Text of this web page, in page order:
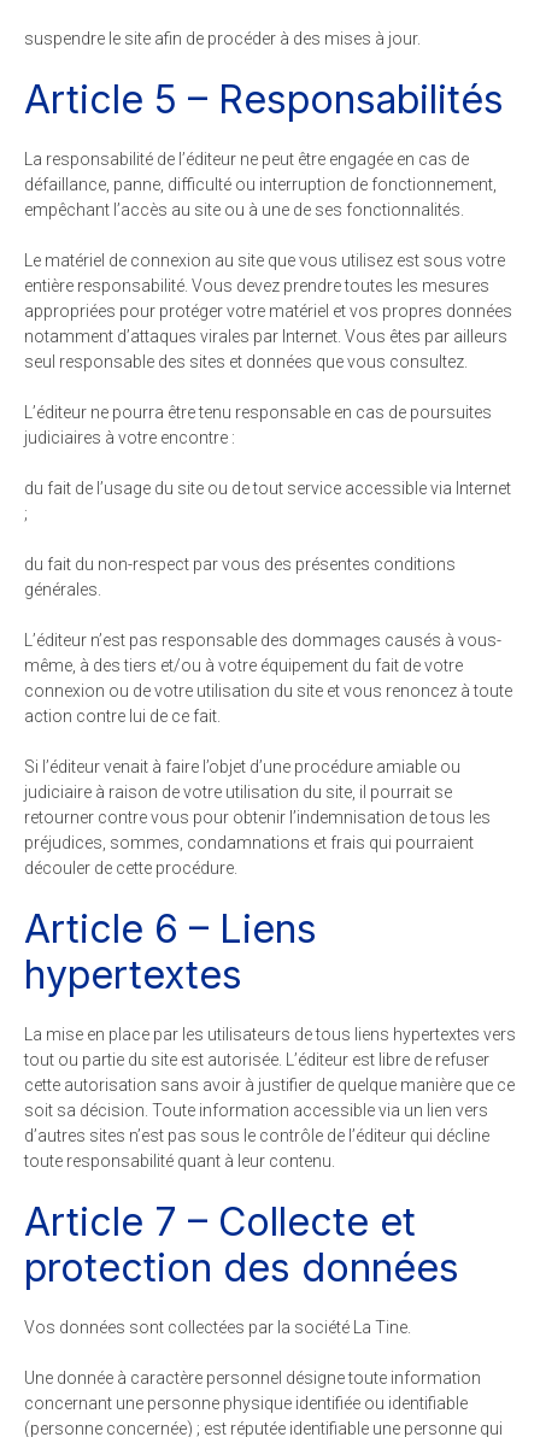
suspendre le site afin de procéder à des mises à jour.
Article 5 – Responsabilités
La responsabilité de l’éditeur ne peut être engagée en cas de
défaillance, panne, difficulté ou interruption de fonctionnement,
empêchant l’accès au site ou à une de ses fonctionnalités.
Le matériel de connexion au site que vous utilisez est sous votre
entière responsabilité. Vous devez prendre toutes les mesures
appropriées pour protéger votre matériel et vos propres données
notamment d’attaques virales par Internet. Vous êtes par ailleurs
seul responsable des sites et données que vous consultez.
L’éditeur ne pourra être tenu responsable en cas de poursuites
judiciaires à votre encontre :
du fait de l’usage du site ou de tout service accessible via Internet
;
du fait du non-respect par vous des présentes conditions
générales.
L’éditeur n’est pas responsable des dommages causés à vous-
même, à des tiers et/ou à votre équipement du fait de votre
connexion ou de votre utilisation du site et vous renoncez à toute
action contre lui de ce fait.
Si l’éditeur venait à faire l’objet d’une procédure amiable ou
judiciaire à raison de votre utilisation du site, il pourrait se
retourner contre vous pour obtenir l’indemnisation de tous les
préjudices, sommes, condamnations et frais qui pourraient
découler de cette procédure.
Article 6 – Liens
hypertextes
La mise en place par les utilisateurs de tous liens hypertextes vers
tout ou partie du site est autorisée. L’éditeur est libre de refuser
cette autorisation sans avoir à justifier de quelque manière que ce
soit sa décision. Toute information accessible via un lien vers
d’autres sites n’est pas sous le contrôle de l’éditeur qui décline
toute responsabilité quant à leur contenu.
Article 7 – Collecte et
protection des données
Vos données sont collectées par la société La Tine.
Une donnée à caractère personnel désigne toute information
concernant une personne physique identifiée ou identifiable
(personne concernée) ; est réputée identifiable une personne qui